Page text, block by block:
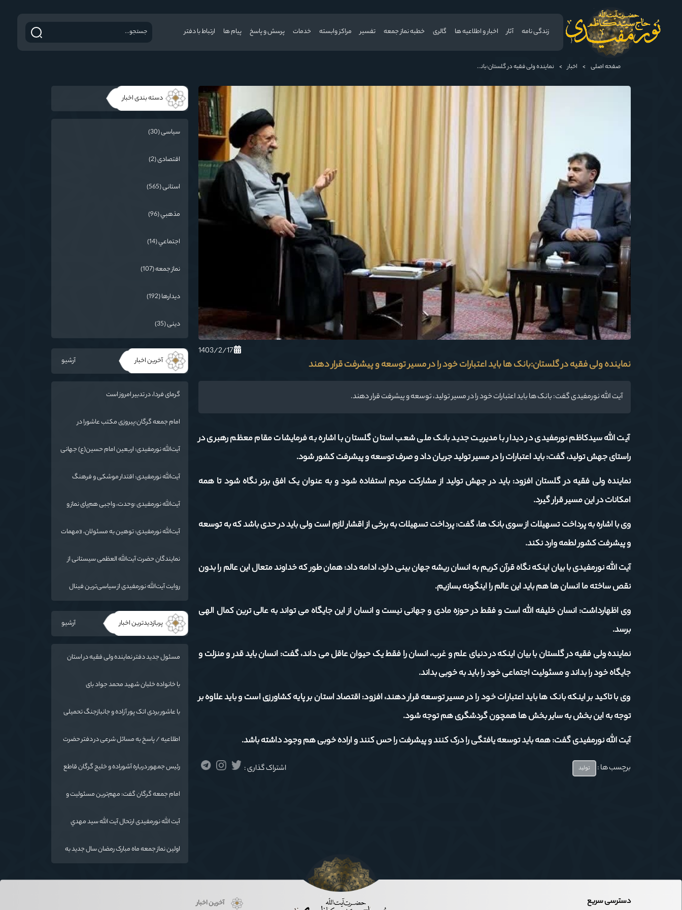
زندگی نامه آثار اخبار و اطلاعیه ها گالری خطبه نماز جمعه تفسیر مراکز وابسته خدمات پرسش و پاسخ پیام ها ارتباط با دفتر
صفحه اصلی > اخبار > نماینده ولی فقیه در گلستان:بانک ها باید اعتبارات خود را در مسیر توسعه و پیشرفت قرار دهند
1403/2/17
نماینده ولی فقیه در گلستان:بانک ها باید اعتبارات خود را در مسیر توسعه و پیشرفت قرار دهند
آیت الله نورمفیدی گفت: بانک ها باید اعتبارات خود را در مسیر تولید، توسعه و پیشرفت قرار دهند.
آیت الله سیدکاظم نورمفیدی در دیدار با مدیریت جدید بانک ملی شعب استان گلستان با اشاره به فرمایشات مقام معظم رهبری در
راستای جهش تولید، گفت: باید اعتبارات را در مسیر تولید جریان داد و صرف توسعه و پیشرفت کشور شود.
نماینده ولی فقیه در گلستان افزود: باید در جهش تولید از مشارکت مردم استفاده شود و به عنوان یک افق برتر نگاه شود تا همه
امکانات در این مسیر قرار گیرد.
وی با اشاره به پرداخت تسهیلات از سوی بانک ها، گفت: پرداخت تسهیلات به برخی از اقشار لازم است ولی باید در حدی باشد که به توسعه
و پیشرفت کشور لطمه وارد نکند.
آیت الله نورمفیدی با بیان اینکه نگاه قرآن کریم به انسان ریشه جهان بینی دارد، ادامه داد: همان طور که خداوند متعال این عالم را بدون
نقص ساخته ما انسان ها هم باید این عالم را اینگونه بسازیم.
وی اظهارداشت: انسان خلیفه الله است و فقط در حوزه مادی و جهانی نیست و انسان از این جایگاه می تواند به عالی ترین کمال الهی
برسد.
نماینده ولی فقیه در گلستان با بیان اینکه در دنیای علم و غرب، انسان را فقط یک حیوان عاقل می داند، گفت: انسان باید قدر و منزلت و
جایگاه خود را بداند و مسئولیت اجتماعی خود را باید به خوبی بداند.
وی با تاکید بر اینکه بانک ها باید اعتبارات خود را در مسیر توسعه قرار دهند، افزود: اقتصاد استان بر پایه کشاورزی است و باید علاوه بر
توجه به این بخش به سایر بخش ها همچون گردشگری هم توجه شود.
آیت الله نورمفیدی گفت: همه باید توسعه یافتگی را درک کنند و پیشرفت را حس کنند و اراده خوبی هم وجود داشته باشد.
برچسب ها : تولید اشتراک گذاری :
دسته بندی اخبار
سیاسی (30)
اقتصادی (2)
استانی (565)
مذهبي (96)
اجتماعي (14)
نماز جمعه (107)
دیدارها (192)
دینی (35)
آخرین اخبار آرشیو
گرمای فردا، در تدبیر امروز است
امام جمعه گرگان:پیروزی مکتب عاشورا در
نمی‌شود
آیت‌الله نورمفیدی: اربعین امام حسین(ع) جهانی
تهمت به مسئولان حد شرعی دارد
آیت‌الله نورمفیدی: اقتدار موشکی و فرهنگ
تا ضرورت روایتگری جهانی
آیت‌الله نورمفیدی :وحدت، واجبی هم‌پای نماز و
آیت‌الله نورمفیدی: توهین به مسئولان، «مهمات
به جای جنگ است
نمایندگان حضرت آیت‌الله العظمی سیستانی از
کردند
روایت آیت‌الله نورمفیدی از سیاسی‌ترین فینال
می‌نشیند
پربازدیدترین اخبار
آرشیو
مسئول جدید دفتر نماینده ولی فقیه در استان
با خانواده خلبان شهید محمد جواد بای
با عاشور بردی اتک پور آزاده و جانبازجنگ تحمیلی
اطلاعیه / پاسخ به مسائل شرعی در دفتر حضرت
رئیس جمهور درباره آشوراده و خلیج گرگان قاطع
امام جمعه گرگان گفت: مهم‌ترین مسئولیت و
دانش‌آموزان، انسان‌سازی و تربیت نیروهای موثر
و مفید برای آینده ایران اسلامی است.
آیت الله نورمفیدی ارتحال آیت الله سيد مهدي
اولین نماز جمعه ماه مبارک رمضان سال جدید به
دسترسی سریع آخرین اخبار